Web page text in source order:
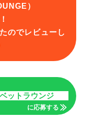
）
のでレビューし
ットラウンジ
に応募する